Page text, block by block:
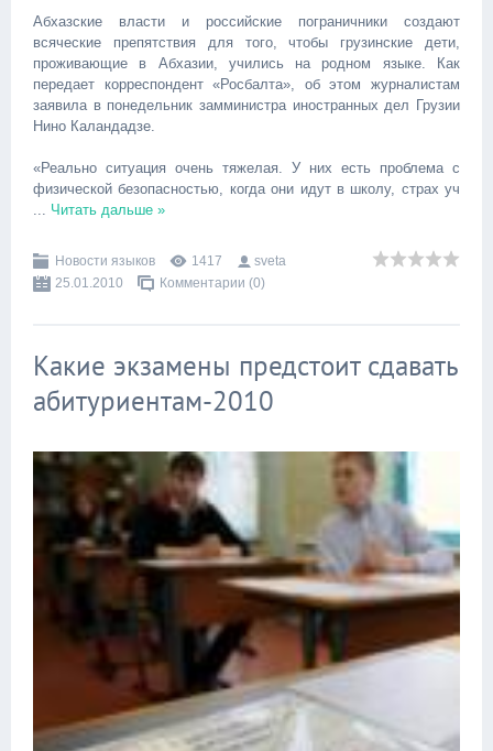
Абхазские власти и российские пограничники создают
всяческие препятствия для того, чтобы грузинские дети,
проживающие в Абхазии, учились на родном языке. Как
передает корреспондент «Росбалта», об этом журналистам
заявила в понедельник замминистра иностранных дел Грузии
Нино Каландадзе.
«Реально ситуация очень тяжелая. У них есть проблема с
физической безопасностью, когда они идут в школу, страх уч
Читать дальше »
Новости языков 1417
sveta
25.01.2010
Комментарии (0)
Какие экзамены предстоит сдавать
абитуриентам-2010